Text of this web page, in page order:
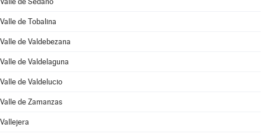
Valle de Tobalina
Valle de Valdebezana
Valle de Valdelaguna
Valle de Valdelucio
Valle de Zamanzas
Vallejera